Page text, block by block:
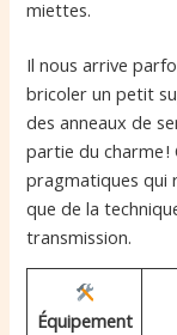
miettes.
Il nous arrive
bricoler un petit
des anneaux de
partie du charme
pragmatiques qui
que de la
transmission.
Équipement